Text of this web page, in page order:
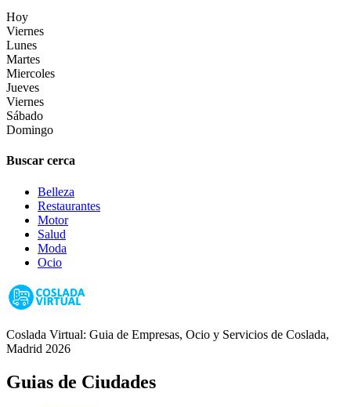
Hoy
Viernes
Lunes
Martes
Miercoles
Jueves
Viernes
Sábado
Domingo
Buscar cerca
Belleza
Restaurantes
Motor
Salud
Moda
Ocio
Coslada Virtual: Guia de Empresas, Ocio y Servicios de Coslada,
Madrid 2026
Guias de Ciudades